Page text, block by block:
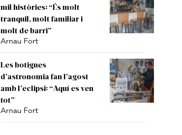
mil històries: “És molt
tranquil, molt familiar i
molt de barri”
Arnau Fort
Les botigues
d’astronomia fan l’agost
amb l’eclipsi: “Aquí es ven
tot”
Arnau Fort